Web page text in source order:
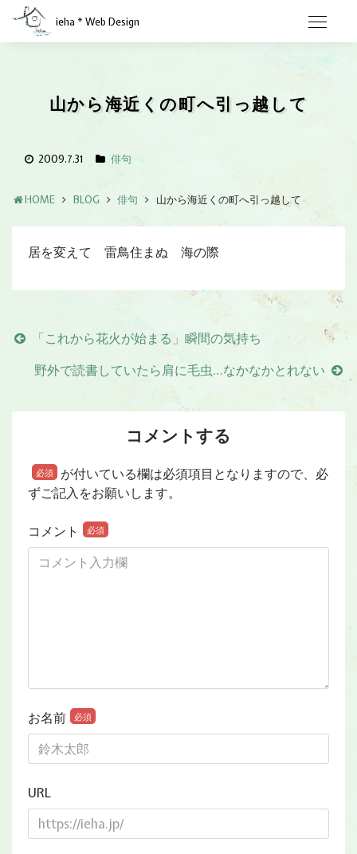
ieha * Web Design
山から海近くの町へ引っ越して
2009.7.31 俳句
HOME BLOG 俳句 山から海近くの町へ引っ越して
居を変えて 雷鳥住まぬ 海の際
「これから花火が始まる」瞬間の気持ち
野外で読書していたら肩に毛虫…なかなかとれない
コメントする
必須
が付いている欄は必須項目となりますので、必
ずご記入をお願いします。
コメント 必須
お名前 必須
URL